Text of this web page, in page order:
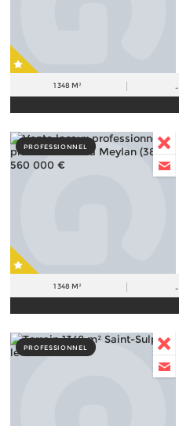
1 348 M² -
PROFESSIONNEL
1 348 M² -
PROFESSIONNEL